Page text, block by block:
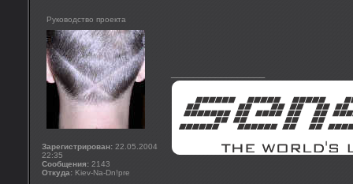
Руководство проекта
Зарегистрирован: 22.05.2004
22:35
Сообщения: 2143
Откуда: Kiev-Na-Dn!pre